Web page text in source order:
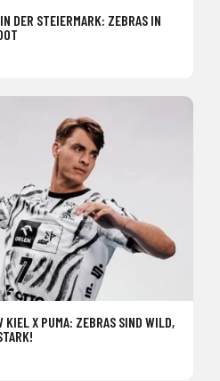
DER STEIERMARK: ZEBRAS IN
KIEL X PUMA: ZEBRAS SIND WILD,